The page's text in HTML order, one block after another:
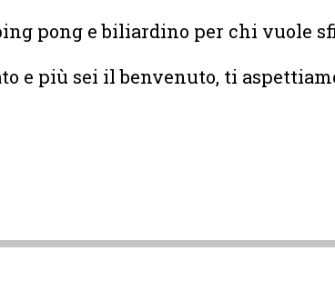
pong e biliardino per chi vuole
e più sei il benvenuto, ti